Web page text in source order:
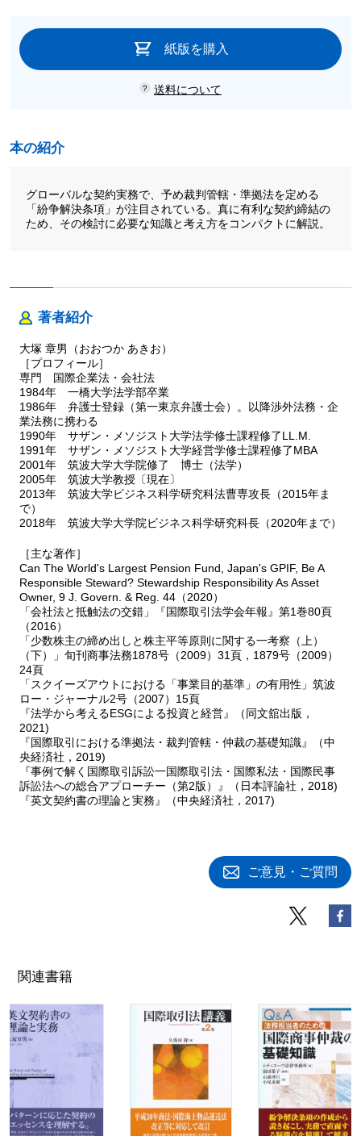
紙版を購入
送料について
本の紹介
グローバルな契約実務で、予め裁判管轄・準拠法を定める
「紛争解決条項」が注目されている。真に有利な契約締結の
ため、その検討に必要な知識と考え方をコンパクトに解説。
著者紹介
大塚 章男（おおつか あきお）
［プロフィール］
専門 国際企業法・会社法
1984年 一橋大学法学部卒業
1986年 弁護士登録（第一東京弁護士会）。以降渉外法務・企
業法務に携わる
1990年 サザン・メソジスト大学法学修士課程修了LL.M.
1991年 サザン・メソジスト大学経営学修士課程修了MBA
2001年 筑波大学大学院修了 博士（法学）
2005年 筑波大学教授〔現在〕
2013年 筑波大学ビジネス科学研究科法曹専攻長（2015年ま
で）
2018年 筑波大学大学院ビジネス科学研究科長（2020年まで）
［主な著作］
Can The World's Largest Pension Fund, Japan's GPIF, Be A
Responsible Steward? Stewardship Responsibility As Asset
Owner, 9 J. Govern. & Reg. 44（2020）
「会社法と抵触法の交錯」『国際取引法学会年報』第1巻80頁
（2016）
「少数株主の締め出しと株主平等原則に関する一考察（上）
（下）」旬刊商事法務1878号（2009）31頁，1879号（2009）
24頁
「スクイーズアウトにおける「事業目的基準」の有用性」筑波
ロー・ジャーナル2号（2007）15頁
『法学から考えるESGによる投資と経営』（同文舘出版，
2021)
『国際取引における準拠法・裁判管轄・仲裁の基礎知識』（中
央経済社，2019)
『事例で解く国際取引訴訟一国際取引法・国際私法・国際民事
訴訟法への総合アプローチー（第2版）』（日本評論社，2018)
『英文契約書の理論と実務』（中央経済社，2017)
ご意見・ご質問
関連書籍